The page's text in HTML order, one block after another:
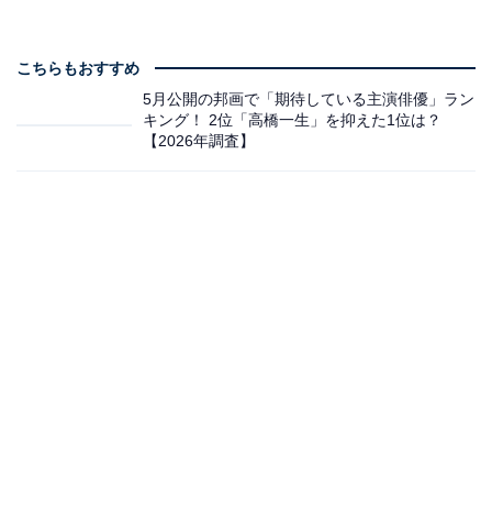
こちらもおすすめ
5月公開の邦画で「期待している主演俳優」ラン
キング！ 2位「高橋一生」を抑えた1位は？
【2026年調査】